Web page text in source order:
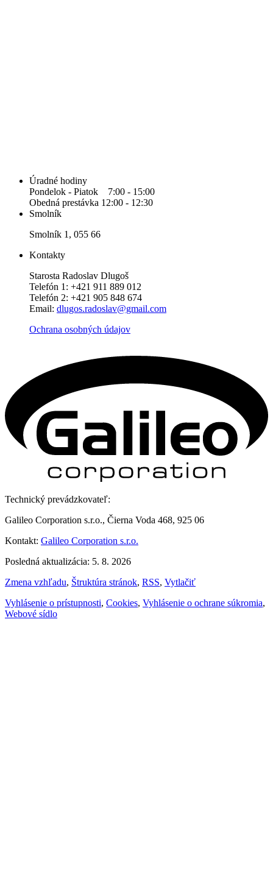
Úradné hodiny
Pondelok - Piatok 7:00 - 15:00
Obedná prestávka 12:00 - 12:30
Smolník
Smolník 1, 055 66
Kontakty
Starosta Radoslav Dlugoš
Telefón 1: +421 911 889 012
Telefón 2: +421 905 848 674
Email: dlugos.radoslav@gmail.com
Ochrana osobných údajov
Technický prevádzkovateľ:
Galileo Corporation s.r.o., Čierna Voda 468, 925 06
Kontakt: Galileo Corporation s.r.o.
Posledná aktualizácia: 5. 8. 2026
Zmena vzhľadu, Štruktúra stránok, RSS, Vytlačiť
Vyhlásenie o prístupnosti, Cookies, Vyhlásenie o ochrane súkromia,
Webové sídlo